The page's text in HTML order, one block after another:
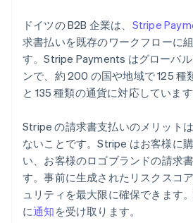
ドイツの B2B 企業は、 Stripe
求書払いを既存のワークフローに
す。Stripe Payments はグローバ
ンで、約 200 の国や地域で 125 種
と 135 種類の通貨に対応しています
Stripe の請求書支払いのメリット
ないことです。Stripe はお客様に
い、お客様のロゴブランドの請求
す。事前に生成されたリスクスコ
ュリティを最大限に確保できます
に通知 を受け取ります。